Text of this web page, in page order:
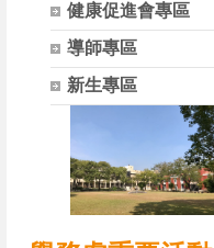
健康促進會專區
導師專區
新生專區